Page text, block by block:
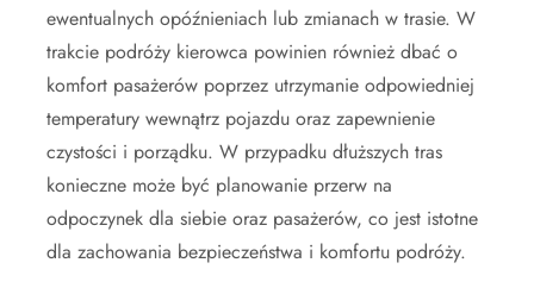
ewentualnych opóźnieniach lub zmianach w trasie. W
trakcie podróży kierowca powinien również dbać o
komfort pasażerów poprzez utrzymanie odpowiedniej
temperatury wewnątrz pojazdu oraz zapewnienie
czystości i porządku. W przypadku dłuższych tras
konieczne może być planowanie przerw na
odpoczynek dla siebie oraz pasażerów, co jest istotne
dla zachowania bezpieczeństwa i komfortu podróży.